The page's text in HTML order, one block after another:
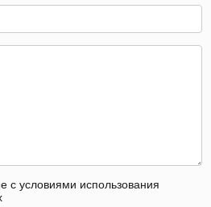
с условиями использования